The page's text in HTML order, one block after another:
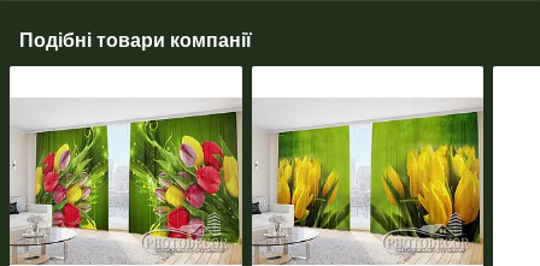
Подібні товари компанії